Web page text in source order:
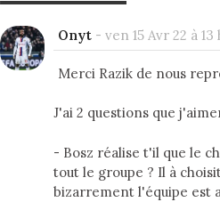
Onyt - ven 15 Avr 22 à 13
Merci Razik de nous
J'ai 2 questions que
- Bosz réalise t'il que le
tout le groupe ? Il à
bizarrement l'équipe est